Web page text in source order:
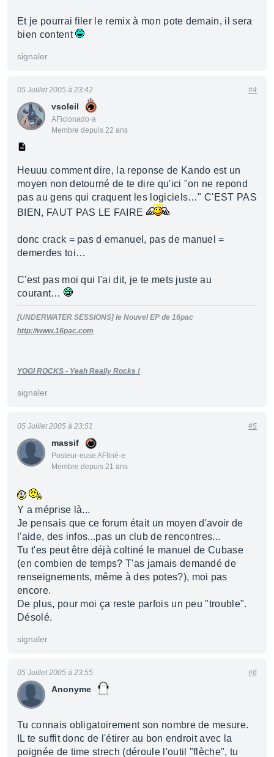
Et je pourrai filer le remix à mon pote demain, il sera
bien content
signaler
vsoleil
AFicionado·a
Membre depuis 22 ans
05 Juillet 2005 à 23:42 #4
Heuuu comment dire, la reponse de Kando est un
moyen non detourné de te dire qu'ici "on ne repond
pas au gens qui craquent les logiciels…" C'EST PAS
BIEN, FAUT PAS LE FAIRE
donc crack = pas d emanuel, pas de manuel =
demerdes toi…
C'est pas moi qui l'ai dit, je te mets juste au
courant…
[UNDERWATER SESSIONS] le Nouvel EP de 16pac
http://www.16pac.com
YOGI ROCKS - Yeah Really Rocks !
signaler
massif
Posteur·euse AFfiné·e
Membre depuis 21 ans
05 Juillet 2005 à 23:51 #5
Y a méprise là...
Je pensais que ce forum était un moyen d'avoir de
l'aide, des infos...pas un club de rencontres...
Tu t'es peut être déjà coltiné le manuel de Cubase
(en combien de temps? T'as jamais demandé de
renseignements, même à des potes?), moi pas
encore.
De plus, pour moi ça reste parfois un peu "trouble".
Désolé.
signaler
Anonyme
05 Juillet 2005 à 23:55 #6
Tu connais obligatoirement son nombre de mesure.
IL te suffit donc de l'étirer au bon endroit avec la
poignée de time strech (déroule l'outil "flèche", tu